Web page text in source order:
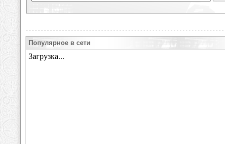
Популярное в сети